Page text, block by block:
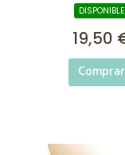
DISPONIBLE
19,50
Comprar